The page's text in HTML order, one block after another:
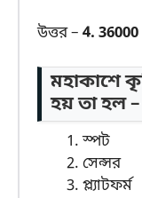
উত্তর – 4. 36000
মহাকাশে
হয় তা হল –
স্পট
সেন্সর
প্ল্যাটফর্ম